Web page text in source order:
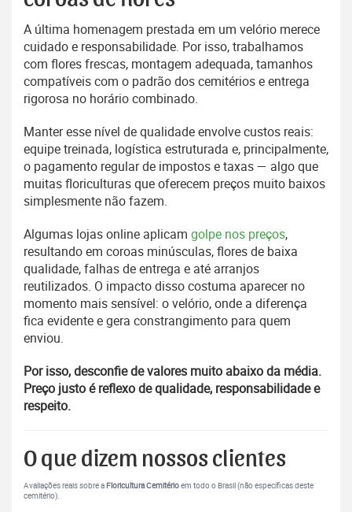
A última homenagem prestada em um velório merece
cuidado e responsabilidade. Por isso, trabalhamos
com flores frescas, montagem adequada, tamanhos
compatíveis com o padrão dos cemitérios e entrega
rigorosa no horário combinado.
Manter esse nível de qualidade envolve custos reais:
equipe treinada, logística estruturada e, principalmente,
o pagamento regular de impostos e taxas — algo que
muitas floriculturas que oferecem preços muito baixos
simplesmente não fazem.
Algumas lojas online aplicam golpe nos preços,
resultando em coroas minúsculas, flores de baixa
qualidade, falhas de entrega e até arranjos
reutilizados. O impacto disso costuma aparecer no
momento mais sensível: o velório, onde a diferença
fica evidente e gera constrangimento para quem
enviou.
Por isso, desconfie de valores muito abaixo da média.
Preço justo é reflexo de qualidade, responsabilidade e
respeito.
O que dizem nossos clientes
Avaliações reais sobre a Floricultura Cemitérioem todo o Brasil (não específicas deste
cemitério).